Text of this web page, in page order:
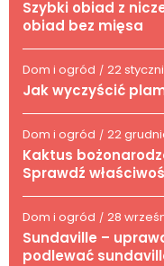
Szybki obiad z
obiad bez mięsa
Dom i ogród / 22
Jak wyczyścić
Dom i ogród / 22
Kaktus
Sprawdź
Dom i ogród / 28
Sundaville –
podlewać